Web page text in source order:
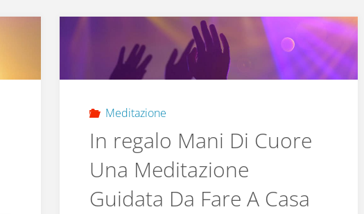
Meditazione
In regalo Mani Di Cuore
Una Meditazione
Guidata Da Fare A Casa